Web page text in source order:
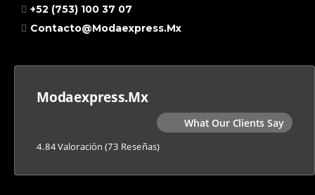
+52 (753) 100 37 07
Contacto@modaexpress.mx
Modaexpress.mx
What Our Clients Say
4.84 Valoración (73 Reseñas)